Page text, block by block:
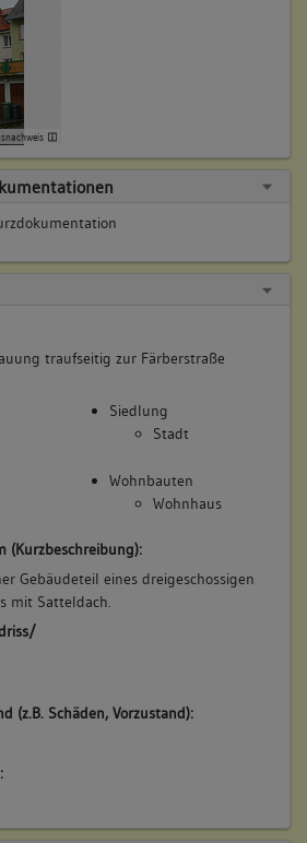
traufseitig zur Färberstraße
Siedlung
Stadt
Wohnbauten
Wohnhaus
(Kurzbeschreibung):
Gebäudeteil eines dreigeschossigen
mit Satteldach.
(z.B. Schäden, Vorzustand):